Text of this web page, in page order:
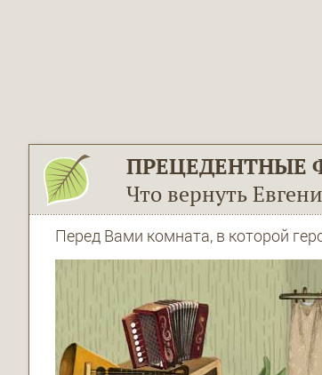
ПРЕЦЕДЕНТНЫЕ
Что вернуть
Перед Вами комната, в которой